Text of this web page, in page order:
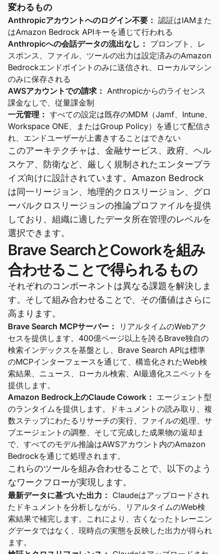
変わるもの
Anthropicアカウントへのログイン不要： 認証はIAMまた
はAmazon Bedrock APIキーを通じて行われる
Anthropicへの会話データの流出なし： プロンプト、レ
スポンス、ファイル、ツールの出力は設定済みのAmazon
Bedrockエンドポイントのみに送信され、ローカルマシン
のみに保存される
AWSアカウントでの請求： Anthropicからのライセンス
課金なしで、従量課金制
一元管理： すべての設定は既存のMDM（Jamf、Intune、
Workspace ONE、またはGroup Policy）を通じて配信さ
れ、エンドユーザーが上書きすることはできない
このアーキテクチャは、金融サービス、政府、ヘル
スケア、防衛など、厳しく規制されたエンタープラ
イズ向けに設計されています。Amazon Bedrock
は同一リージョン、地理的クロスリージョン、グロ
ーバルクロスリージョンの推論プロファイルを提供
しており、組織に適したデータ所在管理のレベルを
選択できます。
Brave SearchとCoworkを組み
合わせることで得られるもの
それぞれのコンポーネントは異なる課題を解決しま
す。そして組み合わせることで、その価値はさらに
高まります。
Brave Search MCPサーバー：
リアルタイムのWebアク
セスを提供します。400億ページ以上を誇るBrave独自の
検索インデックスを基盤とし、Brave Search APIは標準
のMCPインターフェースを通じて、構造化されたWeb検
索結果、ニュース、ローカル検索、AI最適化スニペットを
提供します。
Amazon Bedrock上のClaude Cowork： エージェント型
のランタイムを提供します。ドキュメントの読み取り、複
数ステップにわたるリサーチの実行、ファイルの処理、サ
ブエージェントの調整、そして完成した成果物の返却ま
で、すべてのモデル推論はAWSアカウント内のAmazon
Bedrockを通じて処理されます。
これらのツールを組み合わせることで、以下のよう
なワークフローが実現します。
最新データに基づいた出力： Claudeはアップロードされ
たドキュメントを分析しながら、リアルタイムのWeb検
索結果で補完します。これにより、古くなったトレーニン
グデータではなく、現時点の実態を反映した出力が得られ
ます。